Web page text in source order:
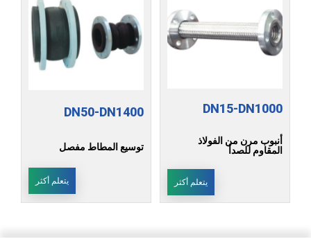
DN15-DN1000
أنبوب مرن من الفولاذ
المقاوم للصدأ
يتعلم أكثر
DN50-DN1400
توسيع المطاط مفصل
يتعلم أكثر